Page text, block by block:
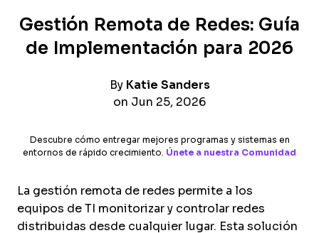
Gestión Remota de Redes: Guía
de Implementación para 2026
By Katie Sanders
on Jun 25, 2026
Descubre cómo entregar mejores programas y sistemas en
entornos de rápido crecimiento. Únete a nuestra Comunidad
La gestión remota de redes permite a los
equipos de TI monitorizar y controlar redes
distribuidas desde cualquier lugar. Esta solución